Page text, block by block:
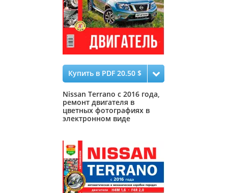
Купить в PDF 20.50 $
Nissan Terrano с 2016 года,
ремонт двигателя в
цветных фотографиях в
электронном виде